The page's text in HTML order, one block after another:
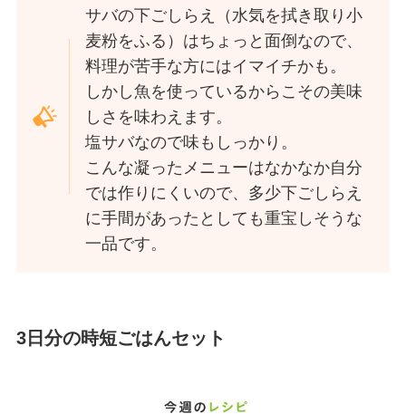
サバの下ごしらえ（水気を拭き取り小
麦粉をふる）はちょっと面倒なので、
料理が苦手な方にはイマイチかも。
しかし魚を使っているからこその美味
しさを味わえます。
塩サバなので味もしっかり。
こんな凝ったメニューはなかなか自分
では作りにくいので、多少下ごしらえ
に手間があったとしても重宝しそうな
一品です。
3日分の時短ごはんセット